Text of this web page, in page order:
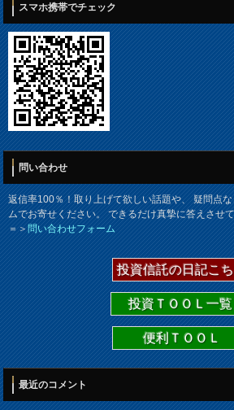
スマホ携帯でチェック
問い合わせ
返信率100％！取り上げて欲しい話題や、 疑問点
ムでお寄せください。 できるだけ真摯に答えさせ
＝＞問い合わせフォーム
投資信託の日記こ
投資ＴＯＯＬ一
便利ＴＯＯ
最近のコメント